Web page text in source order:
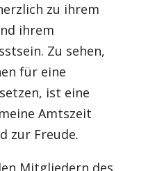
zu ihrem
ihrem
Zu sehen,
für eine
ist eine
Amtszeit
zur Freude.
Mitgliedern des